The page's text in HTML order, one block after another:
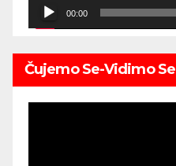
00:00
Čujemo Se-Vidimo Se